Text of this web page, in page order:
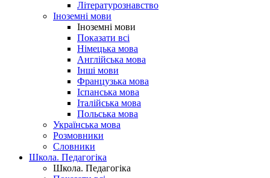
Літературознавство
Іноземні мови
Іноземні мови
Показати всі
Німецька мова
Англійська мова
Інші мови
Французька мова
Іспанська мова
Італійська мова
Польська мова
Українська мова
Розмовники
Словники
Школа. Педагогіка
Школа. Педагогіка